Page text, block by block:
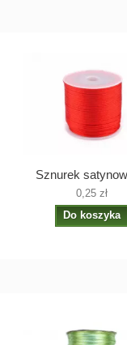
Sznurek
0,25 zł
Do koszyka